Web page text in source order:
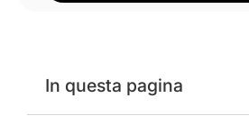
In questa pagina